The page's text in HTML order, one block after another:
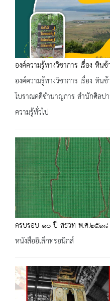
องค์ความรู้ทางวิชาการ เรื่อง หิน
องค์ความรู้ทางวิชาการ เรื่อง หิน
โบราณคดีชำนาญการ สำนักศิล
ความรู้ทั่วไป
ครบรอบ ๑๐ ปี สธวท พ.ศ.๒๕๑๘
หนังสืออิเล็กทรอนิกส์